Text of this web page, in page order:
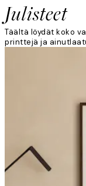
Julisteet
Täältä löydät koko
printtejä ja